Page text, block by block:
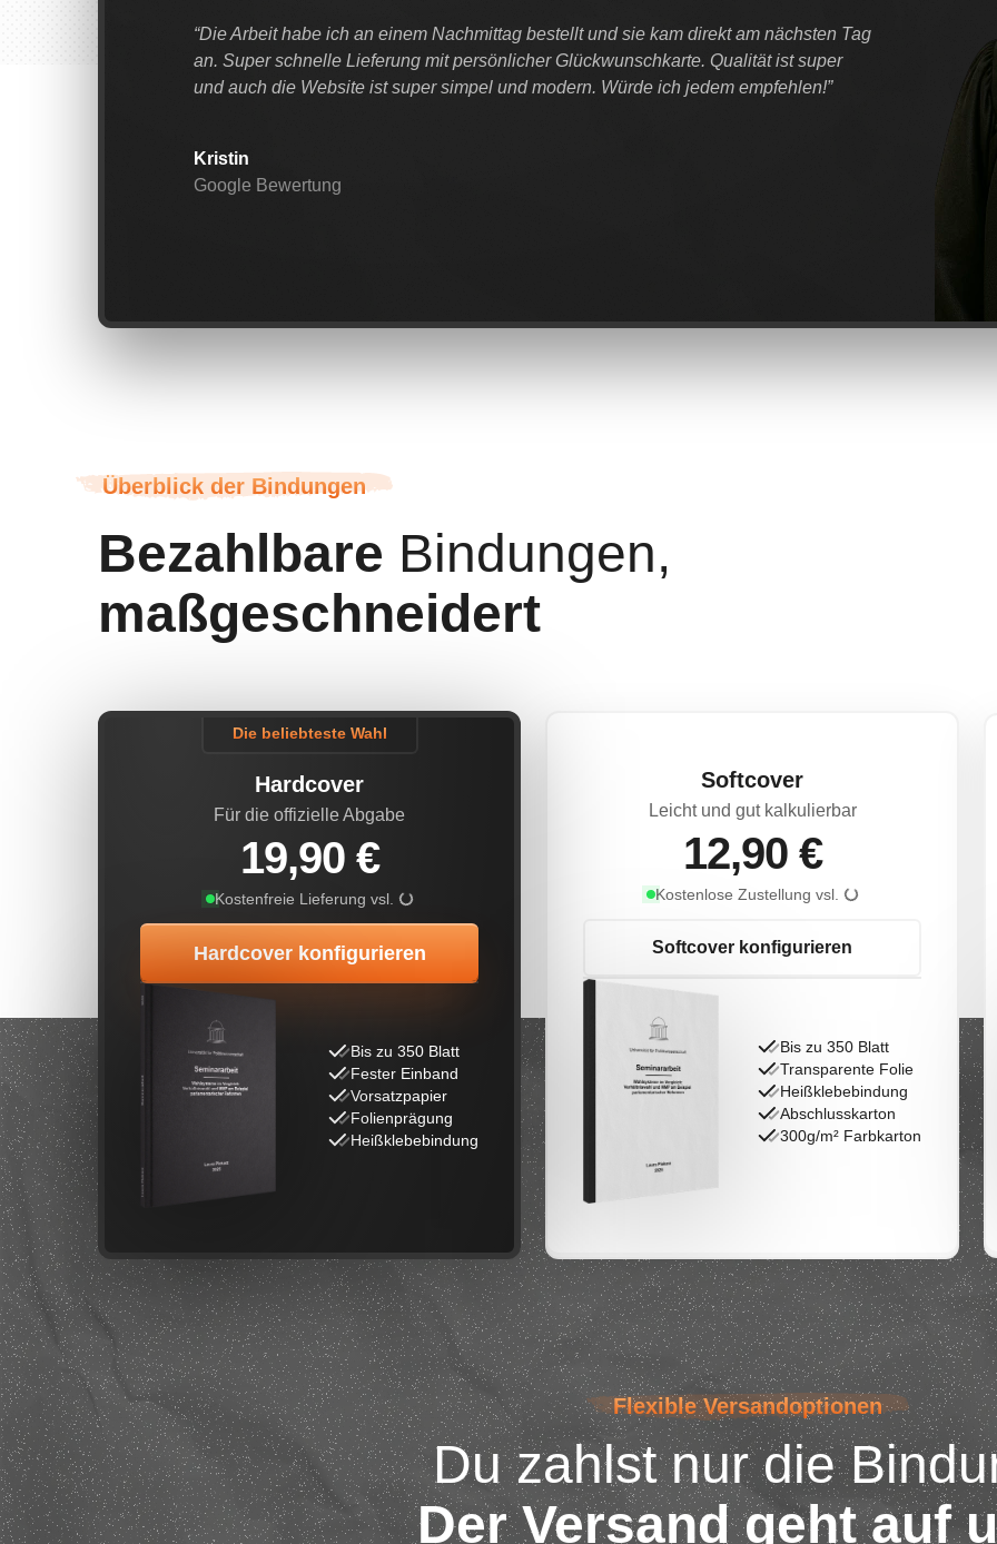
“Die Arbeit habe ich an einem Nachmittag bestellt und sie kam direkt am nächsten Tag
an. Super schnelle Lieferung mit persönlicher Glückwunschkarte. Qualität ist super
und auch die Website ist super simpel und modern. Würde ich jedem empfehlen!”
Kristin
Google Bewertung
Überblick der Bindungen
Bezahlbare Bindungen,
maßgeschneidert
Die beliebteste Wahl
Hardcover
Für die offizielle Abgabe
19,90 €
Kostenfreie Lieferung vsl. Lieferdatum wird geladen
Hardcover konfigurieren
Bis zu 350 Blatt
Fester Einband
Vorsatzpapier
Folienprägung
Heißklebebindung
Softcover
Leicht und gut kalkulierbar
12,90 €
Kostenlose Zustellung vsl. Lieferdatum wird
Softcover konfigurieren
Bis zu 350 Blatt
Transparente Folie
Heißklebebindung
Abschlusskarton
300g/m² Farbkarton
Flexible Versandoptionen
Du zahlst nur die
Der Versand geht auf